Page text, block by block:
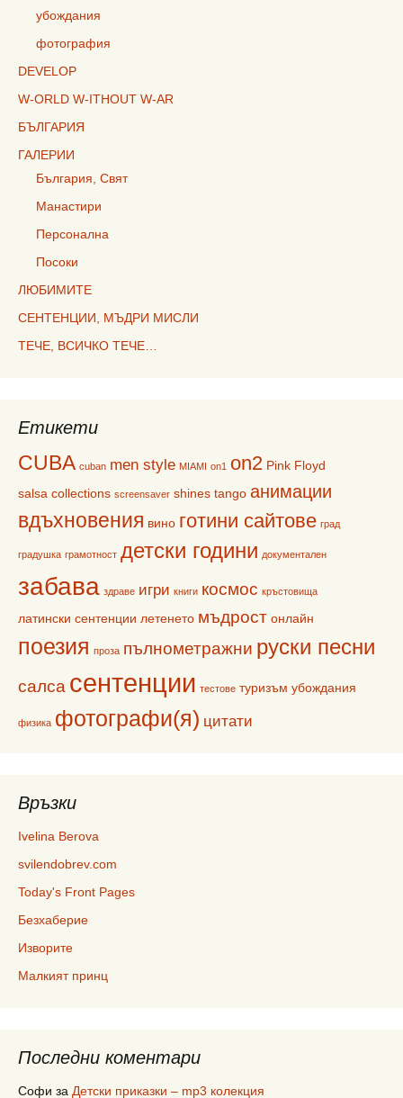
убождания
фотография
DEVELOP
W-ORLD W-ITHOUT W-AR
БЪЛГАРИЯ
ГАЛЕРИИ
България, Свят
Манастири
Персонална
Посоки
ЛЮБИМИТЕ
СЕНТЕНЦИИ, МЪДРИ МИСЛИ
ТЕЧЕ, ВСИЧКО ТЕЧЕ…
Етикети
CUBA cuban men style MIAMI on1 on2 Pink Floyd
salsa collections screensaver shines tango анимации
вдъхновения вино готини сайтове град
градушка грамотност детски години документален
забава здраве игри книги космос кръстовища
латински сентенции летенето мъдрост онлайн
поезия проза пълнометражни руски песни
салса сентенции тестове туризъм убождания
физика фотографи(я) цитати
Връзки
Ivelina Berova
svilendobrev.com
Today's Front Pages
Безхаберие
Изворите
Малкият принц
Последни коментари
Софи за Детски приказки – mp3 колекция